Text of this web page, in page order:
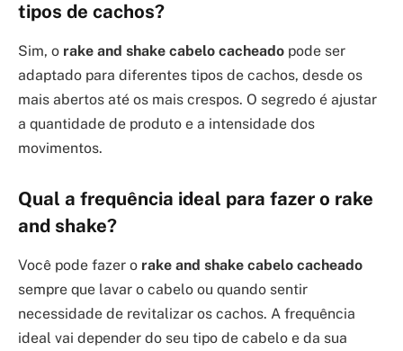
tipos de cachos?
Sim, o rake and shake cabelo cacheado pode ser
adaptado para diferentes tipos de cachos, desde os
mais abertos até os mais crespos. O segredo é ajustar
a quantidade de produto e a intensidade dos
movimentos.
Qual a frequência ideal para fazer o rake
and shake?
Você pode fazer o rake and shake cabelo cacheado
sempre que lavar o cabelo ou quando sentir
necessidade de revitalizar os cachos. A frequência
ideal vai depender do seu tipo de cabelo e da sua